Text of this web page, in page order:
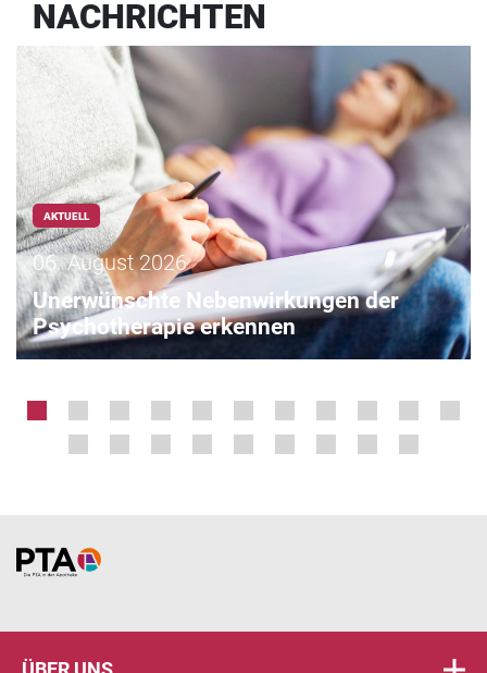
NACHRICHTEN
AKTUELL
06. August 2026
Unerwünschte Nebenwirkungen der
Psychotherapie erkennen
Home